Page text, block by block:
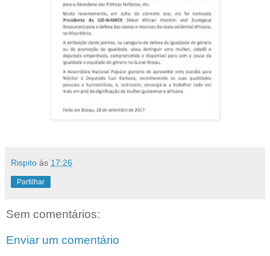
Rispito às 17:26
Partilhar
Sem comentários:
Enviar um comentário